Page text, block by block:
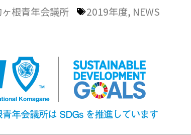
根青年会議所 2019年度, NEWS